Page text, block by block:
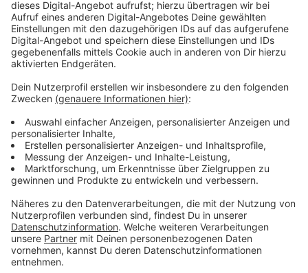
Immer auf dem Laufenden
Verpass' nichts mehr - mit unserem kostenlosen
ANTENNE BAYERN Newsletter. Ob Nachrichten,
Lifestyle oder unsere neuesten Aktionen - wir
informieren dich.
Zum Newsletter anmelden